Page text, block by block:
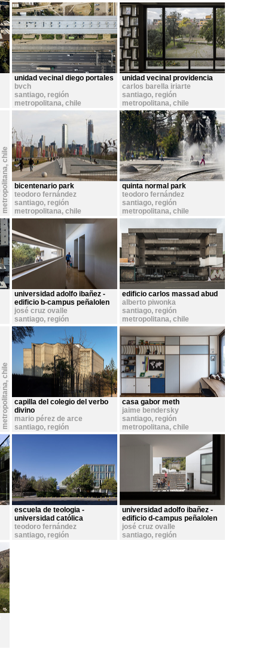
unidad vecinal diego portales
bvch
santiago, región
metropolitana, chile
unidad vecinal providencia
carlos barella iriarte
santiago, región
metropolitana, chile
i
a
,
chile
bicentenario park
teodoro fernández
santiago, región
metropolitana, chile
quinta normal park
teodoro fernández
santiago, región
metropolitana, chile
universidad adolfo ibañez -
edificio b-campus peñalolen
josé cruz ovalle
santiago, región
metropolitana,chile
edificio carlos massad abud
alberto piwonka
santiago, región
metropolitana, chile
i
a
,
chile
capilla del colegio del verbo
divino
mario pérez de arce
santiago, región
metropolitana,chile
casa gabor meth
jaime bendersky
santiago, región
metropolitana, chile
escuela de teologia -
universidad católica
teodoro fernández
santiago, región
universidad adolfo ibañez -
edificio d-campus peñalolen
josé cruz ovalle
santiago, región